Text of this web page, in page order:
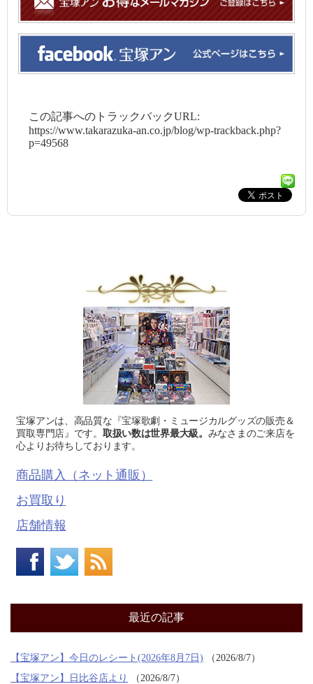
この記事へのトラックバックURL:
https://www.takarazuka-an.co.jp/blog/wp-trackback.php?
p=49568
宝塚アンは、高品質な『宝塚歌劇・ミュージカルグッズの販売＆
買取専門店』です。 取扱い数は世界最大級。 みなさまのご来店を
心よりお待ちしております。
商品購入（ネット通販）
お買取り
店舗情報
最近の記事
【宝塚アン】今日のレシート(2026年8月7日)
2026/8/7
【宝塚アン】日比谷店より
2026/8/7